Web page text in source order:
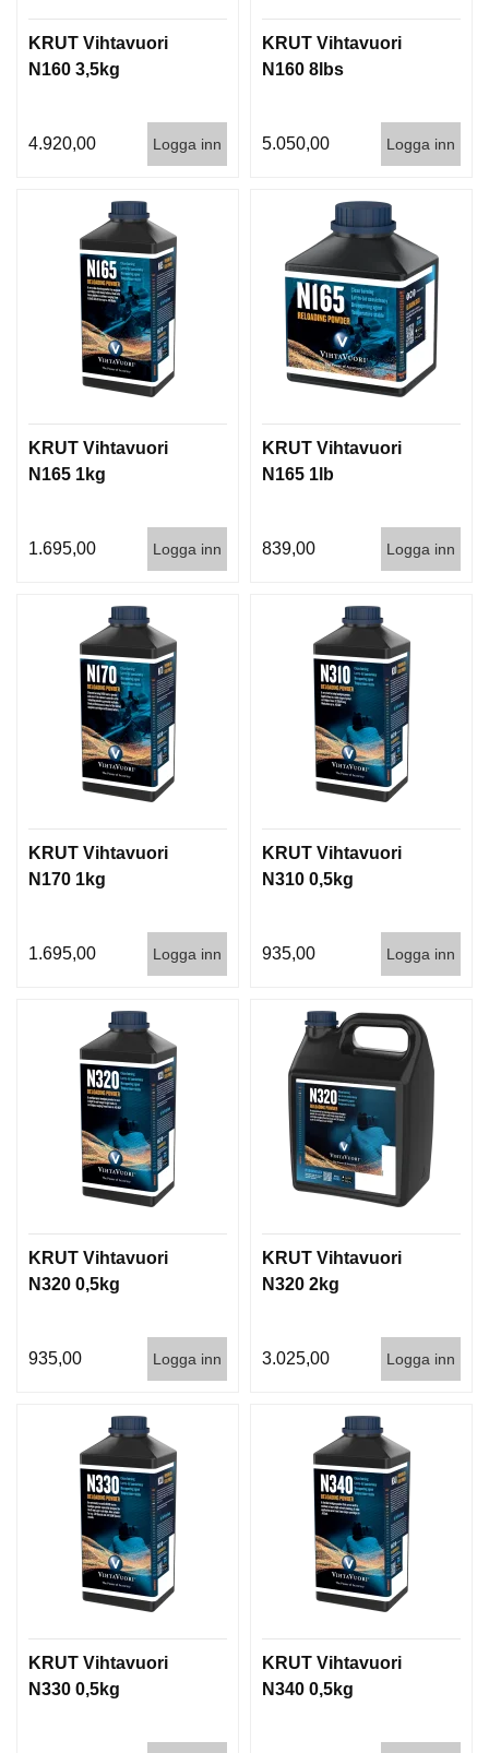
KRUT Vihtavuori
N160 3,5kg
4.920,00 Logga inn
KRUT Vihtavuori
N160 8lbs
5.050,00 Logga inn
KRUT Vihtavuori
N165 1kg
1.695,00 Logga inn
KRUT Vihtavuori
N165 1lb
839,00 Logga inn
KRUT Vihtavuori
N170 1kg
1.695,00 Logga inn
KRUT Vihtavuori
N310 0,5kg
935,00 Logga inn
KRUT Vihtavuori
N320 0,5kg
935,00 Logga inn
KRUT Vihtavuori
N320 2kg
3.025,00 Logga inn
KRUT Vihtavuori
N330 0,5kg
KRUT Vihtavuori
N340 0,5kg